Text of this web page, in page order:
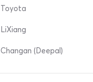
Toyota
LiXiang
Changan (Deepal)